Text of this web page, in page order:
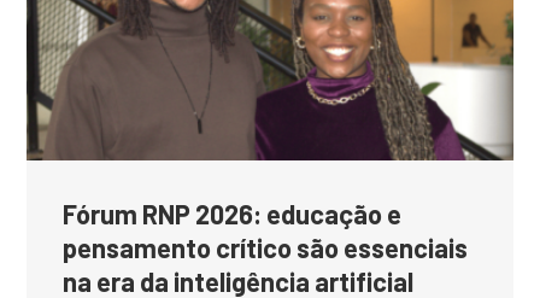
Fórum RNP 2026: educação e
pensamento crítico são essenciais
na era da inteligência artificial